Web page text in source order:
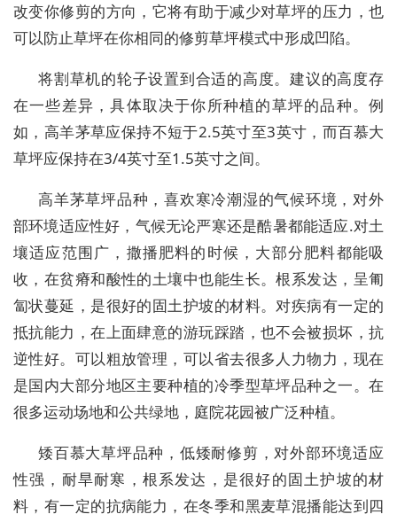
改变你修剪的方向，它将有助于减少对草坪的压力，也
可以防止草坪在你相同的修剪草坪模式中形成凹陷。
将割草机的轮子设置到合适的高度。建议的高度存
在一些差异，具体取决于你所种植的草坪的品种。例
如，高羊茅草应保持不短于2.5英寸至3英寸，而百慕大
草坪应保持在3/4英寸至1.5英寸之间。
高羊茅草坪品种，喜欢寒冷潮湿的气候环境，对外
部环境适应性好，气候无论严寒还是酷暑都能适应.对土
壤适应范围广，撒播肥料的时候，大部分肥料都能吸
收，在贫瘠和酸性的土壤中也能生长。根系发达，呈匍
匐状蔓延，是很好的固土护坡的材料。对疾病有一定的
抵抗能力，在上面肆意的游玩踩踏，也不会被损坏，抗
逆性好。可以粗放管理，可以省去很多人力物力，现在
是国内大部分地区主要种植的冷季型草坪品种之一。在
很多运动场地和公共绿地，庭院花园被广泛种植。
矮百慕大草坪品种，低矮耐修剪，对外部环境适应
性强，耐旱耐寒，根系发达，是很好的固土护坡的材
料，有一定的抗病能力，在冬季和黑麦草混播能达到四